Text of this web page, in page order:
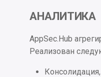
АНАЛИТИКА
AppSec.Hub
Реализован